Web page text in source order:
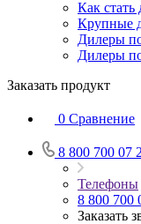
Как стать
Крупные
Дилеры
Дилеры
Заказать продукт
0 Сравнение
8 800 700 07
Телефоны
8 800 700
Заказать